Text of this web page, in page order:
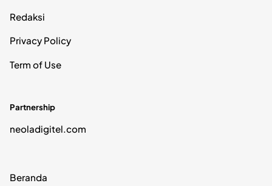
Redaksi
Privacy Policy
Term of Use
Partnership
neoladigitel.com
Beranda